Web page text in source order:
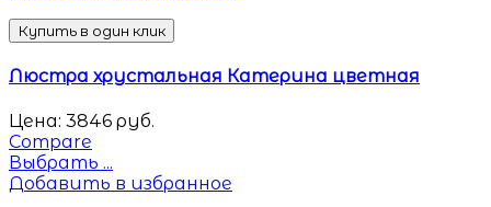
Купить в один клик
Люстра хрустальная Катерина цветная
Цена: 3846 руб.
Compare
Выбрать ...
Добавить в избранное